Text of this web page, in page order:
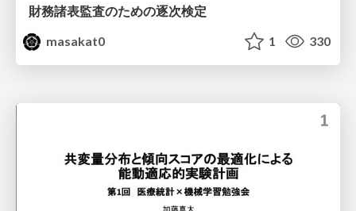
財務諸表監査のための逐次検定
masakat0
1 330